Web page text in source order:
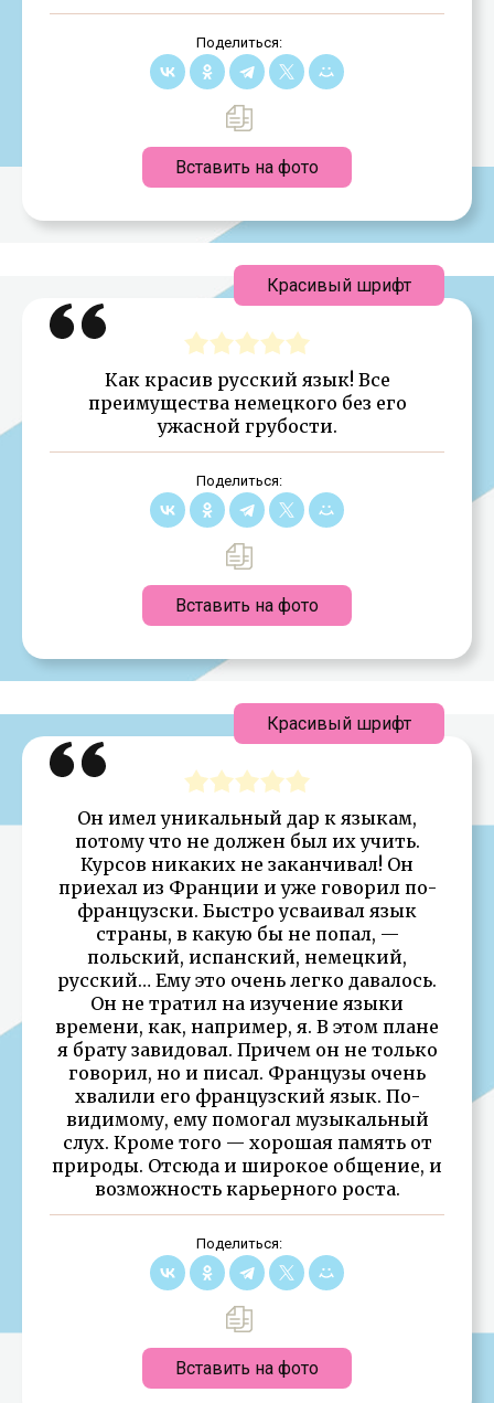
Поделиться:
Вставить на фото
Как красив русский язык! Все
преимущества немецкого без его
ужасной грубости.
Поделиться:
Вставить на фото
Красивый шрифт
Он имел уникальный дар к языкам,
потому что не должен был их учить.
Курсов никаких не заканчивал! Он
приехал из Франции и уже говорил по-
французски. Быстро усваивал язык
страны, в какую бы не попал, —
польский, испанский, немецкий,
русский… Ему это очень легко давалось.
Он не тратил на изучение языки
времени, как, например, я. В этом плане
я брату завидовал. Причем он не только
говорил, но и писал. Французы очень
хвалили его французский язык. По-
видимому, ему помогал музыкальный
слух. Кроме того — хорошая память от
природы. Отсюда и широкое общение, и
возможность карьерного роста.
Поделиться:
Вставить на фото
Красивый шрифт